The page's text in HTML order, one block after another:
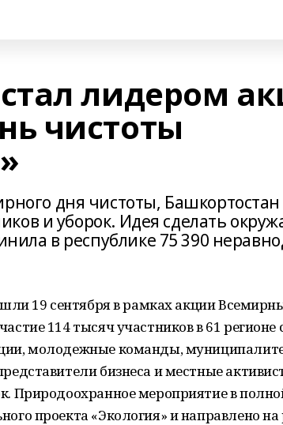
лидером
чистоты
дня чистоты, Башкортостан
и уборок. Идея сделать
в республике 75 390
19 сентября в рамках акции
114 тысяч участников в 61 регионе
молодежные команды,
бизнеса и местные
Природоохранное мероприятие в
проекта «Экология» и направлено